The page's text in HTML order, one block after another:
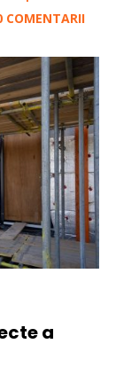
COMENTARII
a